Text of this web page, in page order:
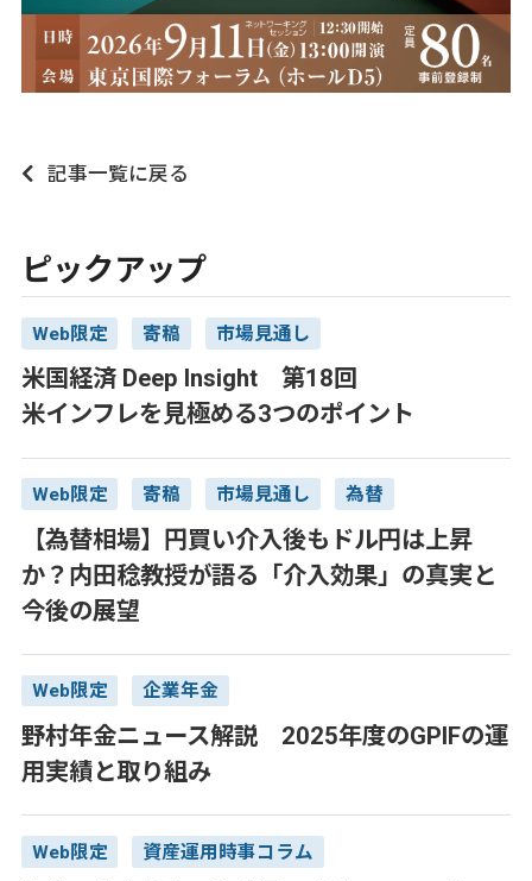
記事一覧に戻る
ピックアップ
Web限定 寄稿 市場見通し
米国経済 Deep Insight 第18回
米インフレを見極める3つのポイント
Web限定 寄稿 市場見通し 為替
【為替相場】円買い介入後もドル円は上昇
か？内田稔教授が語る「介入効果」の真実と
今後の展望
Web限定 企業年金
野村年金ニュース解説 2025年度のGPIFの運
用実績と取り組み
Web限定 資産運用時事コラム